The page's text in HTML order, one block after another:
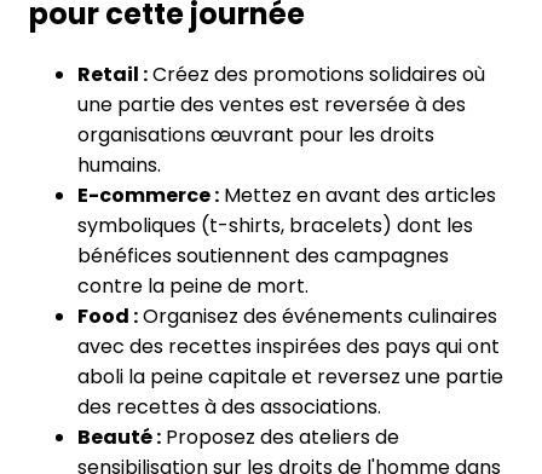
pour cette journée
Retail :Créez des promotions solidaires où
une partie des ventes est reversée à des
organisations œuvrant pour les droits
humains.
E-commerce : Mettez en avant des articles
symboliques (t-shirts, bracelets) dont les
bénéfices soutiennent des campagnes
contre la peine de mort.
Food :Organisez des événements culinaires
avec des recettes inspirées des pays qui ont
aboli la peine capitale et reversez une partie
des recettes à des associations.
Beauté : Proposez des ateliers de
sensibilisation sur les droits de l'homme dans